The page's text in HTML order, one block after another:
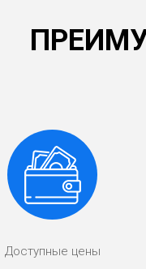
Доступные цены